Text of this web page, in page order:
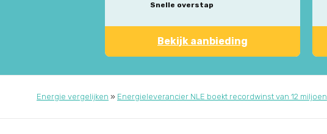
Snelle overstap
Bekijk aanbieding
Energie vergelijken » Energieleverancier NLE boekt recordwinst van 12 miljoen